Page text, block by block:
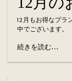
12月もお得なプラ
中でございます。
続きを読む...